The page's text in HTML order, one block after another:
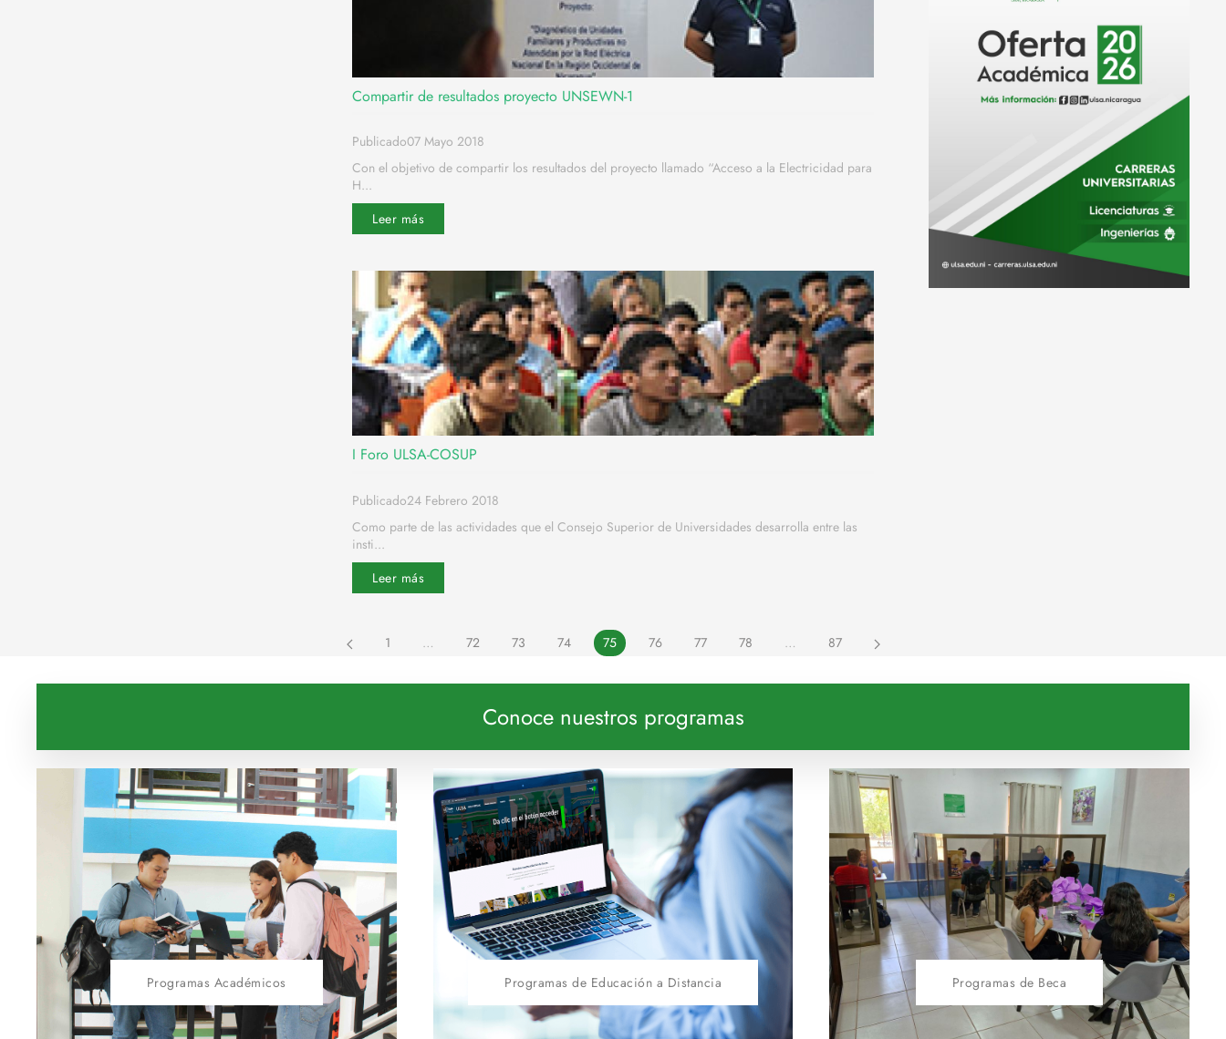
Compartir de resultados proyecto UNSEWN-1
Publicado07 Mayo 2018
Con el objetivo de compartir los resultados del proyecto llamado “Acceso a la Electricidad para
H...
Leer más
I Foro ULSA-COSUP
Publicado24 Febrero 2018
Como parte de las actividades que el Consejo Superior de Universidades desarrolla entre las
insti...
Leer más
1 … 72 73 74 75 76 77 78 … 87
Conoce nuestros programas
Programas Académicos Programas de Educación a Distancia Programas de Beca